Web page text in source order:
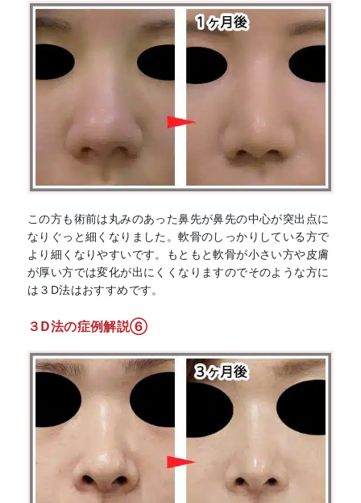
この方も術前は丸みのあった鼻先が鼻先の中心が突出点に
なりぐっと細くなりました。軟骨のしっかりしている方で
より細くなりやすいです。もともと軟骨が小さい方や皮膚
が厚い方では変化が出にくくなりますのでそのような方に
は３D法はおすすめです。
３D法の症例解説⑥